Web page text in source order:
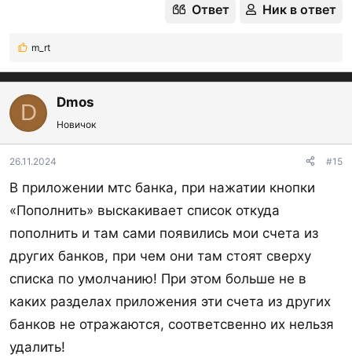
Ответ Ник в ответ
Р
а
к
и
и
:
m_rt
D Dmos
Новичок
26.11.2024 #15
В приложении мтс банка, при нажатии кнопки
«Пополнить» выскакивает список откуда
пополнить и там сами появились мои счета из
других банков, при чем они там стоят сверху
списка по умолчанию! При этом больше не в
каких разделах приложения эти счета из других
банков не отражаются, соответсвенно их нельзя
удалить!